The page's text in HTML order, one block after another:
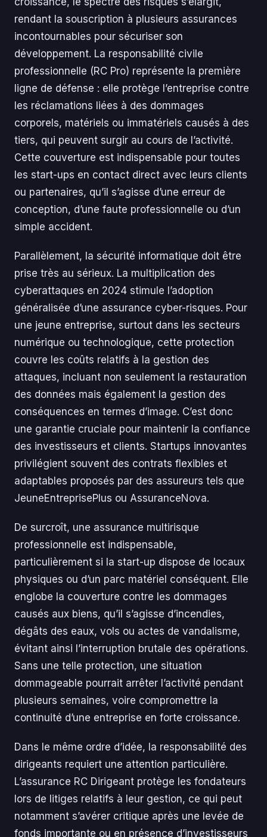
rendant la souscription à plusieurs assurances
incontournables pour sécuriser son
développement. La responsabilité civile
professionnelle (RC Pro) représente la première
ligne de défense : elle protège l’entreprise contre
les réclamations liées à des dommages
corporels, matériels ou immatériels causés à des
tiers, qui peuvent surgir au cours de l’activité.
Cette couverture est indispensable pour toutes
les start-ups en contact direct avec leurs clients
ou partenaires, qu’il s’agisse d’une erreur de
conception, d’une faute professionnelle ou d’un
simple accident.
Parallèlement, la sécurité informatique doit être
prise très au sérieux. La multiplication des
cyberattaques en 2024 stimule l’adoption
généralisée d’une assurance cyber-risques. Pour
une jeune entreprise, surtout dans les secteurs
numérique ou technologique, cette protection
couvre les coûts relatifs à la gestion des
attaques, incluant non seulement la restauration
des données mais également la gestion des
conséquences en termes d’image. C’est donc
une garantie cruciale pour maintenir la confiance
des investisseurs et clients. Startups innovantes
privilégient souvent des contrats flexibles et
adaptables proposés par des assureurs tels que
JeuneEntreprisePlus ou AssuranceNova.
De surcroît, une assurance multirisque
professionnelle est indispensable,
particulièrement si la start-up dispose de locaux
physiques ou d’un parc matériel conséquent. Elle
englobe la couverture contre les dommages
causés aux biens, qu’il s’agisse d’incendies,
dégâts des eaux, vols ou actes de vandalisme,
évitant ainsi l’interruption brutale des opérations.
Sans une telle protection, une situation
dommageable pourrait arrêter l’activité pendant
plusieurs semaines, voire compromettre la
continuité d’une entreprise en forte croissance.
Dans le même ordre d’idée, la responsabilité des
dirigeants requiert une attention particulière.
L’assurance RC Dirigeant protège les fondateurs
lors de litiges relatifs à leur gestion, ce qui peut
notamment s’avérer critique après une levée de
fonds importante ou en présence d’investisseurs